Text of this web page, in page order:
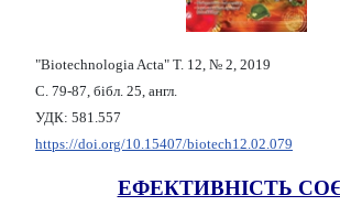
"Biotechnologia Acta" Т. 12, № 2, 2019
С. 79-87, бібл. 25, англ.
УДК: 581.557
https://doi.org/10.15407/biotech12.02.079
ЕФЕКТИВНІСТЬ